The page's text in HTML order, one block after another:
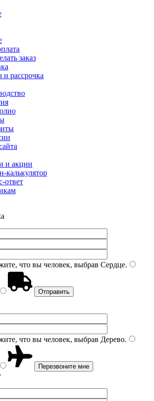
заказ
и рассрочка
и акции
калькулятор
ответ
что вы человек, выбрав Сердце.
что вы человек, выбрав Дерево.